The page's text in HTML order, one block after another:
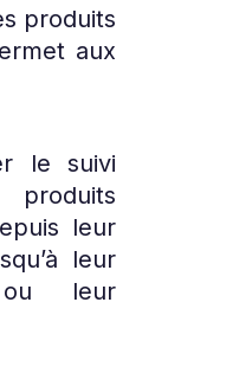
produits
aux
le suivi
leur
leur
ou leur